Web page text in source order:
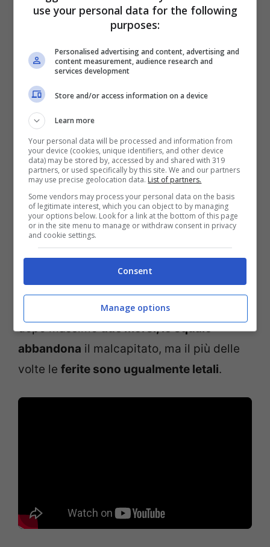
Perché lo squalo ha morso le
due turiste?
Dalle prime indagini sembra che ad
attaccare le donne
Mako
. Un esemplare particolarmente
grande e aggressivo, ma che raramente
attacca gli esseri umani.
Anche in questo caso gli scienziati
ricordano che, molto probabilmente, gli
attacchi avvengono perché,come vi
avevamo già raccontato,
scambia la forma dell’uomo per quella di
Per questo, in entrambi i casi,
dopo massimodue morsi, lo squalo
abbandona il malcapitato, ma il più delle
volte le ferite sono ugualmente letali.
use your personal data for the following
purposes:
Personalised advertising and content, advertising and
content measurement, audience research and
services development
Store and/or access information on a device
Learn more
Your personal data will be processed and information from
your device (cookies, unique identifiers, and other device
data) may be stored by, accessed by and shared with 319
partners, or used specifically by this site. We and our partners
may use precise geolocation data. List of partners.
Some vendors may process your personal data on the basis
of legitimate interest, which you can object to by managing
your options below. Look for a link at the bottom of this page
or in the site menu to manage or withdraw consent in privacy
and cookie settings.
Consent
Manage options